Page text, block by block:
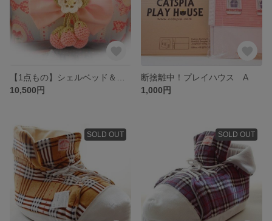
10,500円
断捨離中！プレイハウス A
1,000円
SOLD OUT SOLD OUT